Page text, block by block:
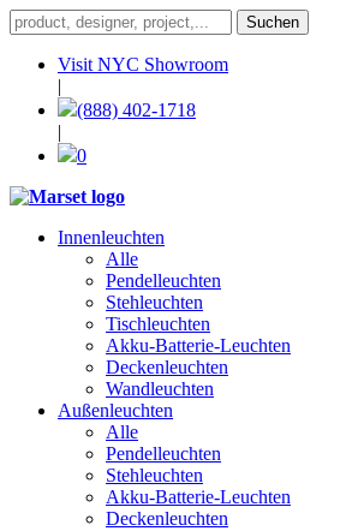
Visit NYC Showroom
|
(888) 402-1718
|
0
Innenleuchten
Alle
Pendelleuchten
Stehleuchten
Tischleuchten
Akku-Batterie-Leuchten
Deckenleuchten
Wandleuchten
Außenleuchten
Alle
Pendelleuchten
Stehleuchten
Akku-Batterie-Leuchten
Deckenleuchten